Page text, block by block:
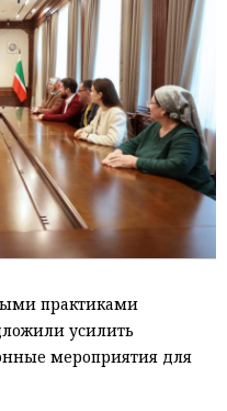
практиками
усилить
мероприятия для